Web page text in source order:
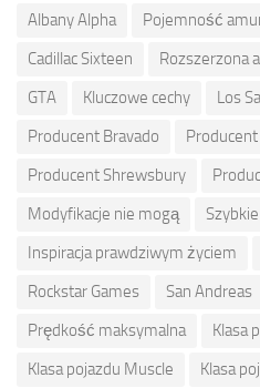
Albany Alpha Pojemność
Cadillac Sixteen
Rozszerzona
GTA
Kluczowe cechy Los
Producent Bravado
Producent Shrewsbury
Modyfikacje nie mogą
Inspiracja prawdziwym życiem
Rockstar Games
San Andreas
Prędkość maksymalna
Klasa
Klasa pojazdu Muscle
Klasa